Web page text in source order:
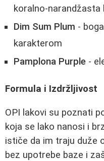
koralno-narandžasta
Dim Sum Plum -
karakterom
Pamplona Purple -
Formula i Izdržljivost
OPI lakovi su poznati
koja se lako nanosi i
ističe da im traju duže
bez upotrebe baze i